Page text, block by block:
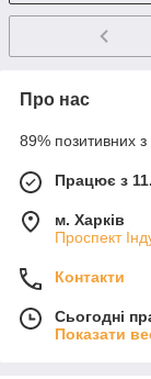
Про нас
89% позитивних з
Працює з
м. Харків
Проспект
Контакти
Сьогодні
Показати